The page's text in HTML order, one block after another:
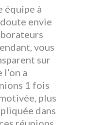
équipe à
envie
vous
sur
a
1 fois
plus
dans